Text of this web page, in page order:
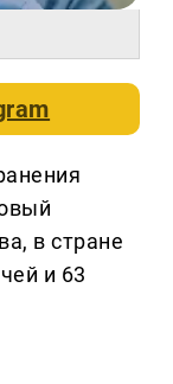
в стране
и 63